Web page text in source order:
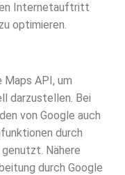
Internetauftritt
optimieren.
API, um
darzustellen. Bei
von Google auch
durch
Nähere
durch Google